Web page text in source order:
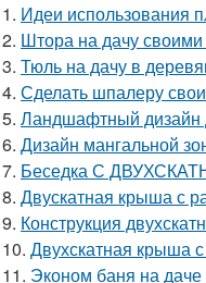
1. Идеи использования
2. Штора на дачу своими
3. Тюль на дачу в
4. Сделать шпалеру
5. Ландшафтный дизайн
6. Дизайн мангальной
7. Беседка С
8. Двускатная крыша с
9. Конструкция
10. Двухскатная крыша
11. Эконом баня на